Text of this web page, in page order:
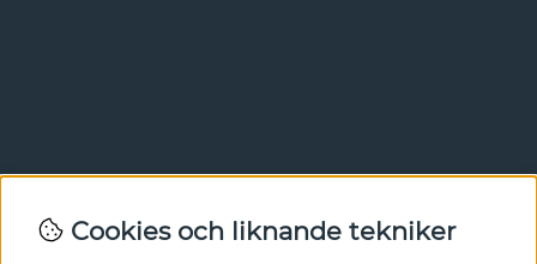
Nyhetsbrev
Cookies och liknande tekniker